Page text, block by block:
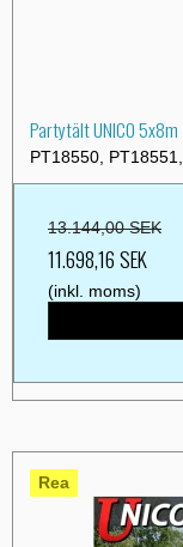
Partytält UNICO 5x8m
PT18550,
13.144,00 SEK
11.698,16 SEK
(inkl. moms)
Rea